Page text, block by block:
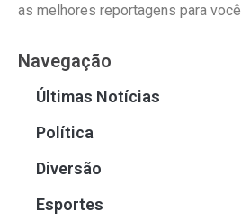
as melhores reportagens para você
Navegação
Últimas Notícias
Política
Diversão
Esportes